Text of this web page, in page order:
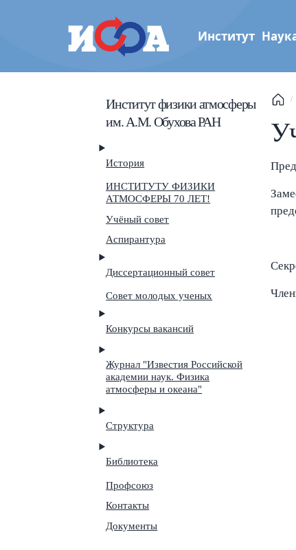
Институт физики
им. А.М. Обухова РАН
Институт
Институт физики атмосферы
им. А.М. Обухова РАН
История
ИНСТИТУТУ ФИЗИКИ
АТМОСФЕРЫ 70 ЛЕТ!
Учёный совет
Аспирантура
Диссертационный совет
Совет молодых ученых
Конкурсы вакансий
Журнал "Известия Российской
академии наук. Физика
атмосферы и океана"
Структура
Библиотека
Профсоюз
Контакты
Документы